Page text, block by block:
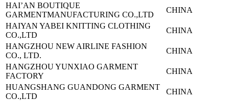
HAI’AN BOUTIQUE
GARMENTMANUFACTURING CO.,LTD
CHINA
HAIYAN YABEI KNITTING CLOTHING
CO.,LTD
CHINA
HANGZHOU NEW AIRLINE FASHION
CO., LTD.
CHINA
HANGZHOU YUNXIAO GARMENT
FACTORY
CHINA
HUANGSHANG GUANDONG GARMENT
CO.,LTD
CHINA